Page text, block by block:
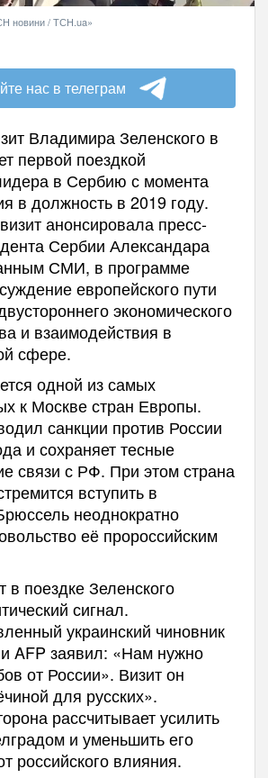
новини / ТСН.ua»
нас в телеграм
Владимира Зеленского в
первой поездкой
в Сербию с момента
в должность в 2019 году.
анонсировала пресс-
Сербии Александара
СМИ, в программе
европейского пути
экономического
и взаимодействия в
сфере.
одной из самых
к Москве стран Европы.
санкции против России
и сохраняет тесные
связи с РФ. При этом страна
вступить в
неоднократно
её пророссийским
в поездке Зеленского
сигнал.
украинский чиновник
AFP заявил: «Нам нужно
от России». Визит он
для русских».
рассчитывает усилить
и уменьшить его
российского влияния.